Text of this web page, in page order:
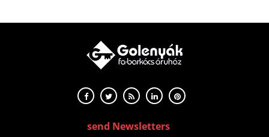
send Newsletters